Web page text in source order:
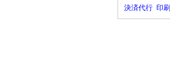
決済代行 印刷